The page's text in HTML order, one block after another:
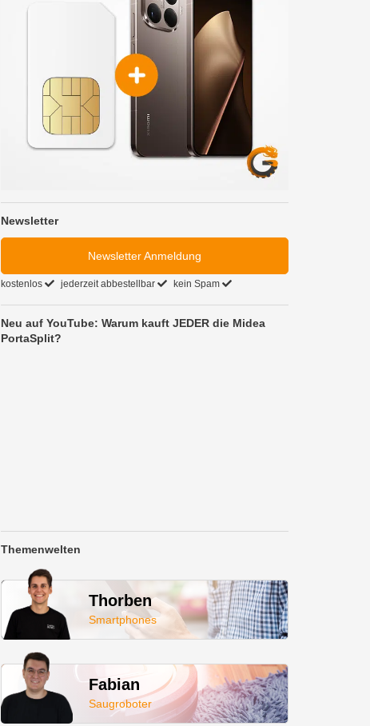
Newsletter
Newsletter Anmeldung
kostenlos jederzeit abbestellbar kein Spam
Neu auf YouTube: Warum kauft JEDER die Midea
PortaSplit?
Themenwelten
Thorben
Smartphones
Fabian
Saugroboter